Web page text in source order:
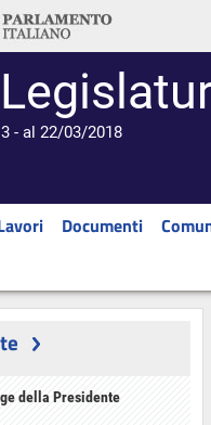
- al 22/03/2018
Documenti
della Presidente